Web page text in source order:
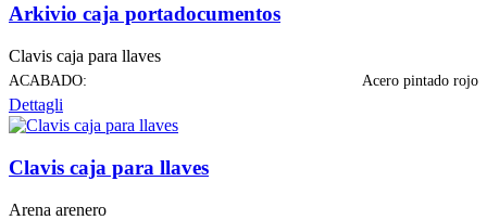
Arkivio caja portadocumentos
Clavis caja para llaves
ACABADO: Acero pintado rojo
Dettagli
Clavis caja para llaves
Arena arenero